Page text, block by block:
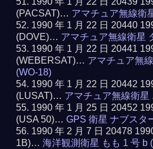
(PACSAT)… アマチュア無線衛
1990 年 1 月 22 日 20440
(DOVE)… アマチュア無線衛星
1990 年 1 月 22 日 20441
(WEBERSAT)… アマチュア無
(WO-18)
1990 年 1 月 22 日 20442
(LUSAT)… アマチュア無線衛星
1990 年 1 月 25 日 20452
(USA 50)…GPS 衛星 ナブスタ
1990 年 2 月 7 日 20478
1B)…海洋観測衛星 もも 1 号 b